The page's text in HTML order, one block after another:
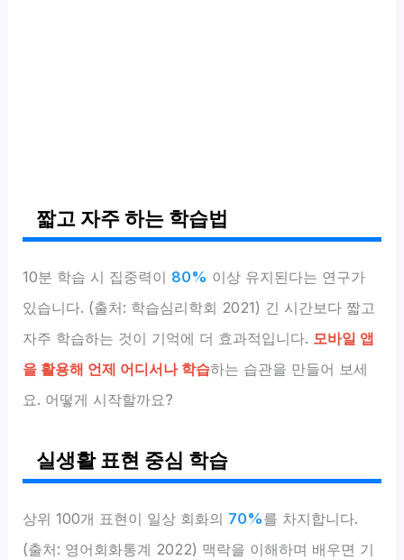
짧고 자주 하는 학습법
10분 학습 시 집중력이 80% 이상 유지된다는 연구가
있습니다. (출처: 학습심리학회 2021) 긴 시간보다 짧고
자주 학습하는 것이 기억에 더 효과적입니다. 모바일 앱
을 활용해 언제 어디서나 학습하는 습관을 만들어 보세
요. 어떻게 시작할까요?
실생활 표현 중심 학습
상위 100개 표현이 일상 회화의 70%를 차지합니다.
(출처: 영어회화통계 2022) 맥락을 이해하며 배우면 기